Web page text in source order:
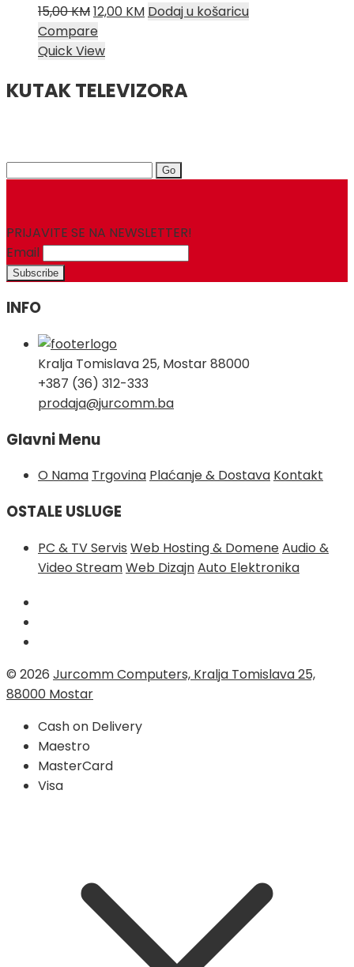
15,00KMIzvorna
cijena
bila
15,00 KM.
12,00 KMTrenutna
Dodaj u košaricu
Compare
Quick View
KUTAK TELEVIZORA
Search
PRIJAVITE SE NA NEWSLETTER!
Email
INFO
Kralja Tomislava 25, Mostar 88000
+387 (36) 312-333
prodaja@jurcomm.ba
Glavni Menu
O Nama Trgovina Plaćanje & Dostava Kontakt
OSTALE USLUGE
PC & TV Servis Web Hosting & DomeneAudio &
Video StreamWeb DizajnAuto Elektronika
© 2026 Jurcomm Computers, Kralja Tomislava 25,
88000 Mostar
Cash on Delivery
Maestro
MasterCard
Visa